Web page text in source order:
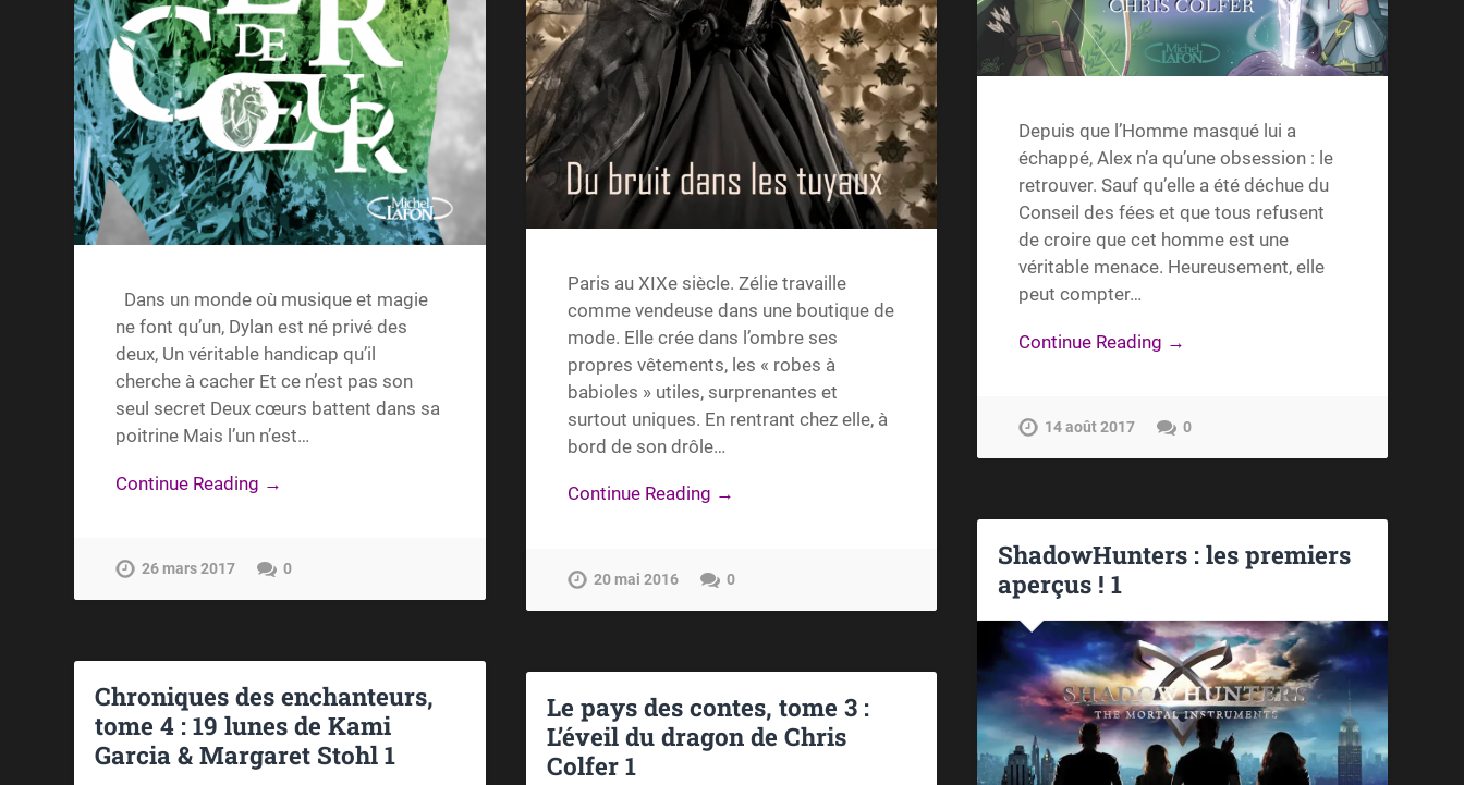
Depuis que l’Homme masqué lui a
échappé, Alex n’a qu’une obsession : le
retrouver. Sauf qu’elle a été déchue du
Conseil des fées et que tous refusent
de croire que cet homme est une
véritable menace. Heureusement, elle
peut compter…
Continue Reading →
14 août 2017 0
Dans un monde où musique et magie
ne font qu’un, Dylan est né privé des
deux, Un véritable handicap qu’il
cherche à cacher Et ce n’est pas son
seul secret Deux cœurs battent dans sa
poitrine Mais l’un n’est…
Continue Reading →
26 mars 2017 0
Paris au XIXe siècle. Zélie travaille
comme vendeuse dans une boutique de
mode. Elle crée dans l’ombre ses
propres vêtements, les « robes à
babioles » utiles, surprenantes et
surtout uniques. En rentrant chez elle, à
bord de son drôle…
Continue Reading →
20 mai 2016 0
ShadowHunters : les premiers
aperçus ! 1
Chroniques des enchanteurs,
tome 4 : 19 lunes de Kami
Garcia & Margaret Stohl 1
Le pays des contes, tome 3 :
L’éveil du dragon de Chris
Colfer 1